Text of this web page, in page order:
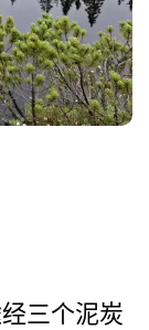
三个泥炭